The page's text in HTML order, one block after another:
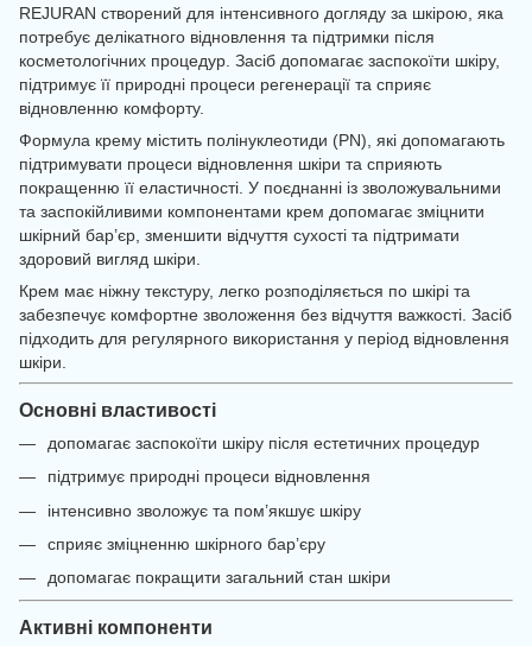
REJURAN створений для інтенсивного догляду за шкірою, яка
потребує делікатного відновлення та підтримки після
косметологічних процедур. Засіб допомагає заспокоїти шкіру,
підтримує її природні процеси регенерації та сприяє
відновленню комфорту.
Формула крему містить полінуклеотиди (PN), які допомагають
підтримувати процеси відновлення шкіри та сприяють
покращенню її еластичності. У поєднанні із зволожувальними
та заспокійливими компонентами крем допомагає зміцнити
шкірний бар’єр, зменшити відчуття сухості та підтримати
здоровий вигляд шкіри.
Крем має ніжну текстуру, легко розподіляється по шкірі та
забезпечує комфортне зволоження без відчуття важкості. Засіб
підходить для регулярного використання у період відновлення
шкіри.
Основні властивості
допомагає заспокоїти шкіру після естетичних процедур
підтримує природні процеси відновлення
інтенсивно зволожує та пом’якшує шкіру
сприяє зміцненню шкірного бар’єру
допомагає покращити загальний стан шкіри
Активні компоненти